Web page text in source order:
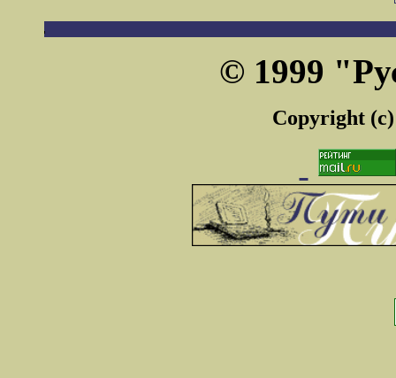
© 1999
Copyright